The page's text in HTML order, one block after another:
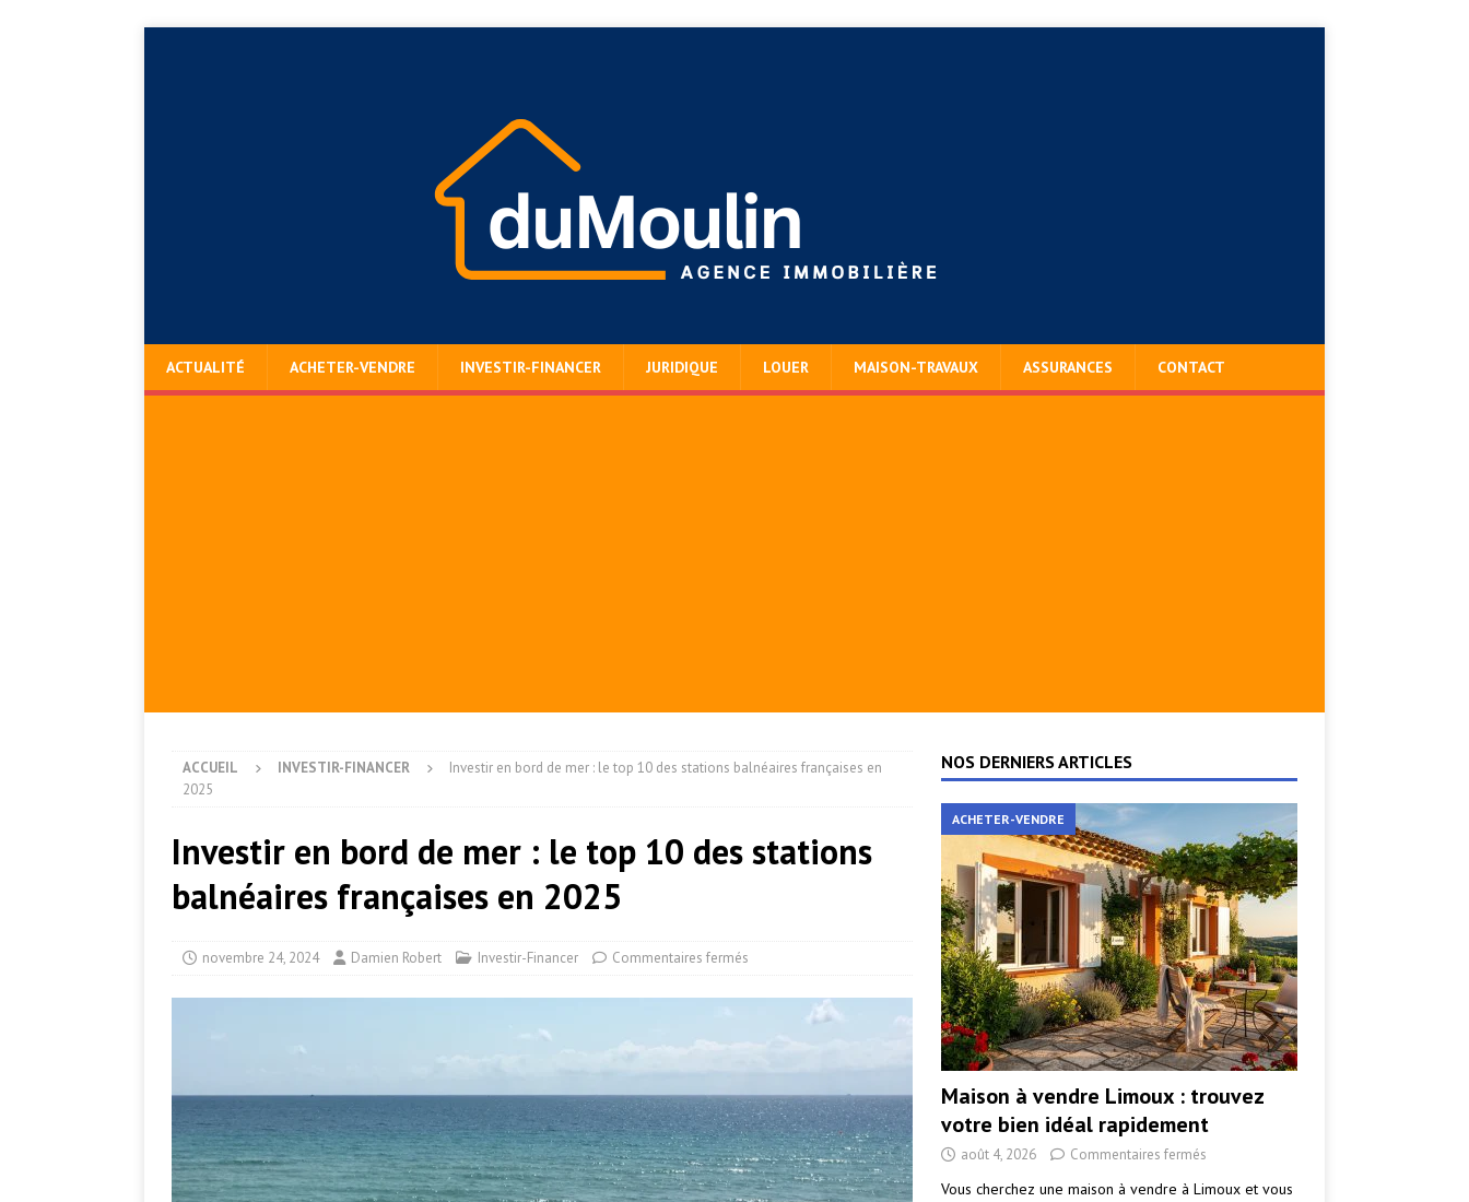
ACTUALITÉ ACHETER-VENDRE INVESTIR-FINANCER JURIDIQUE LOUER MAISON-TRAVAUX ASSURANCES CONTACT
ACCUEIL INVESTIR-FINANCER
Investir en bord de mer : le top 10 des stations balnéaires françaises en
2025
Investir en bord de mer : le top 10 des stations
balnéaires françaises en 2025
novembre 24, 2024 Damien Robert Investir-Financer Commentaires fermés
NOS DERNIERS ARTICLES
ACHETER-VENDRE
Maison à vendre Limoux : trouvez
votre bien idéal rapidement
août 4, 2026 Commentaires fermés
Vous cherchez une maison à vendre à Limoux et vous